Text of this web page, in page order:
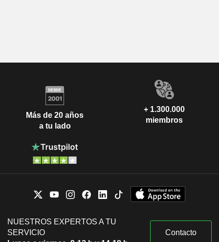
Más de 20 años
a tu lado
+ 1.300.000
miembros
NUESTROS EXPERTOS A TU
SERVICIO
Contacto